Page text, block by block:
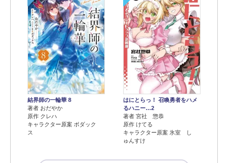
結界師の一輪華 8
著者 おだやか
原作 クレハ
キャラクター原案 ボダック
ス
はにとらっ！ 召喚勇者をハメ
るハニー…2
著者 宮社 惣恭
原作 けてる
キャラクター原案 氷室 し
ゅんすけ